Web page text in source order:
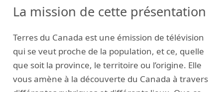
La mission de cette présentation
Terres du Canada est une émission de télévision
qui se veut proche de la population, et ce, quelle
que soit la province, le territoire ou l’origine. Elle
vous amène à la découverte du Canada à travers